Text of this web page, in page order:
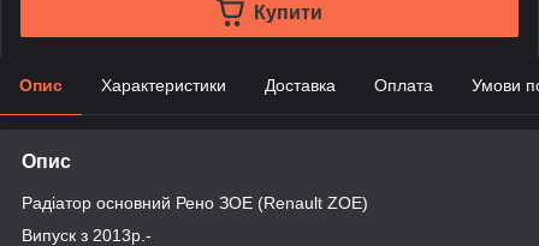
Купити
Опис Характеристики Доставка Оплата Умови
Опис
Радіатор основний Рено ЗОЕ (Renault ZOE)
Випуск з 2013р.-